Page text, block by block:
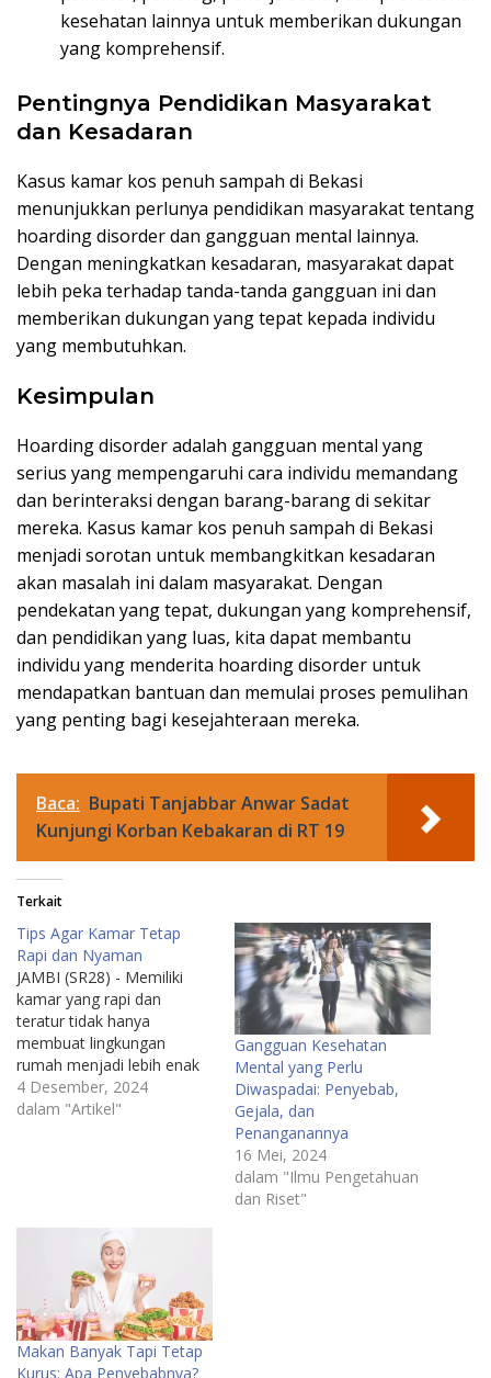
kesehatan lainnya untuk memberikan dukungan
yang komprehensif.
Pentingnya Pendidikan Masyarakat
dan Kesadaran
Kasus kamar kos penuh sampah di Bekasi
menunjukkan perlunya pendidikan masyarakat tentang
hoarding disorder dan gangguan mental lainnya.
Dengan meningkatkan kesadaran, masyarakat dapat
lebih peka terhadap tanda-tanda gangguan ini dan
memberikan dukungan yang tepat kepada individu
yang membutuhkan.
Kesimpulan
Hoarding disorder adalah gangguan mental yang
serius yang mempengaruhi cara individu memandang
dan berinteraksi dengan barang-barang di sekitar
mereka. Kasus kamar kos penuh sampah di Bekasi
menjadi sorotan untuk membangkitkan kesadaran
akan masalah ini dalam masyarakat. Dengan
pendekatan yang tepat, dukungan yang komprehensif,
dan pendidikan yang luas, kita dapat membantu
individu yang menderita hoarding disorder untuk
mendapatkan bantuan dan memulai proses pemulihan
yang penting bagi kesejahteraan mereka.
Baca: Bupati Tanjabbar Anwar Sadat
Kunjungi Korban Kebakaran di RT 19
Terkait
Tips Agar Kamar Tetap
Rapi dan Nyaman
JAMBI (SR28) - Memiliki
kamar yang rapi dan
teratur tidak hanya
membuat lingkungan
rumah menjadi lebih enak
dipandang, tetapi juga bisa
meningkatkan kenyamanan
padat. Berikut ini adalah
beberapa tips yang dapat
membantu Anda…
4 Desember, 2024
dalam "Artikel"
Gangguan Kesehatan
Mental yang Perlu
Diwaspadai: Penyebab,
Gejala, dan
Penanganannya
16 Mei, 2024
dalam "Ilmu Pengetahuan
dan Riset"
Makan Banyak Tapi Tetap
Kurus: Apa Penyebabnya?